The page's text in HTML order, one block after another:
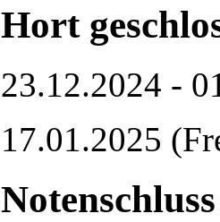
Hort
23.12.2024 -
17.01.2025
Notenschluss